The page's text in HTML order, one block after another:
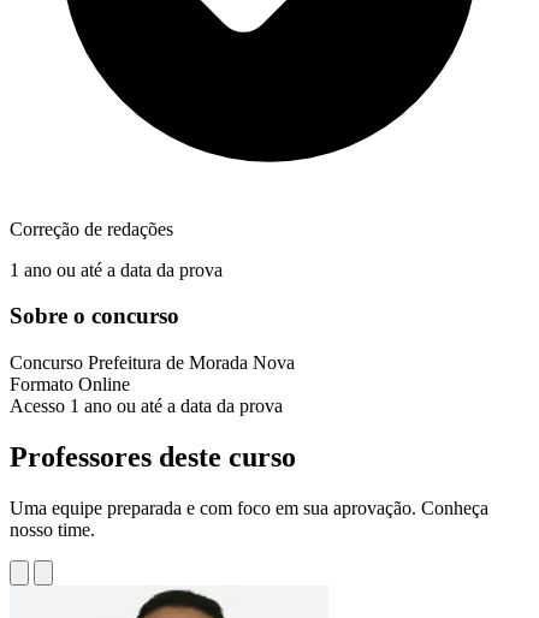
Correção de redações
1 ano ou até a data da prova
Sobre o concurso
Concurso Prefeitura de Morada Nova
Formato Online
Acesso 1 ano ou até a data da prova
Professores deste curso
Uma equipe preparada e com foco em sua aprovação. Conheça
nosso time.